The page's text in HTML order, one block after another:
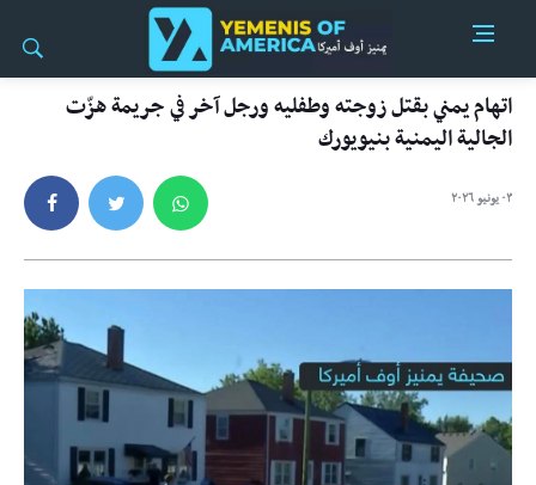
اتهام يمني بقتل زوجته وطفليه ورجل آخر في جريمة هزّت
الجالية اليمنية بنيويورك
٠٣ يونيو ٢٠٢٦